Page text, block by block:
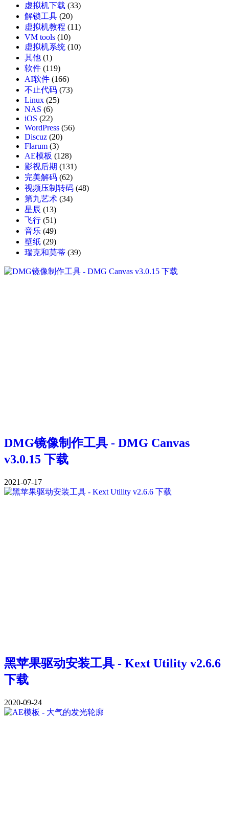
虚拟机下载 (33)
解锁工具 (20)
虚拟机教程 (11)
VM tools (10)
虚拟机系统 (10)
其他 (1)
软件 (119)
AI软件 (166)
不止代码 (73)
Linux (25)
NAS (6)
iOS (22)
WordPress (56)
Discuz (20)
Flarum (3)
AE模板 (128)
影视后期 (131)
完美解码 (62)
视频压制转码 (48)
第九艺术 (34)
星辰 (13)
飞行 (51)
音乐 (49)
壁纸 (29)
瑞克和莫蒂 (39)
DMG镜像制作工具 - DMG Canvas
v3.0.15 下载
2021-07-17
黑苹果驱动安装工具 - Kext Utility v2.6.6
下载
2020-09-24